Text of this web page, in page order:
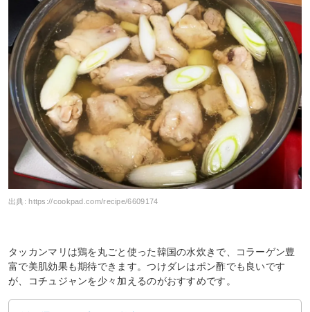
出典: https://cookpad.com/recipe/6609174
タッカンマリは鶏を丸ごと使った韓国の水炊きで、コラーゲン豊
富で美肌効果も期待できます。つけダレはポン酢でも良いです
が、コチュジャンを少々加えるのがおすすめです。